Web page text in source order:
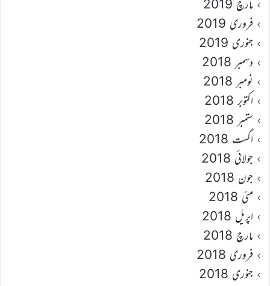
مارچ 2019
فروری 2019
جنوری 2019
دسمبر 2018
نومبر 2018
اکتوبر 2018
ستمبر 2018
اگست 2018
جولائی 2018
جون 2018
مئی 2018
اپریل 2018
مارچ 2018
فروری 2018
جنوری 2018